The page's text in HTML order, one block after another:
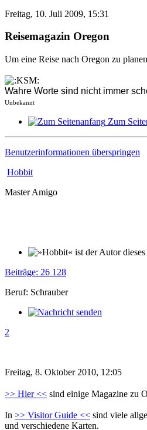
Freitag, 10. Juli 2009, 15:31
Reisemagazin Oregon
Um eine Reise nach Oregon zu
Wahre Worte sind nicht immer
Unbekannt
Zum
Benutzerinformationen überspringen
Hobbit
Master Amigo
Beiträge: 26 128
Beruf: Schrauber
2
Freitag, 8. Oktober 2010, 12:05
>> Hier << sind einige Magazine zu
In >> Visitor Guide << sind viele
und verschiedene Karten.